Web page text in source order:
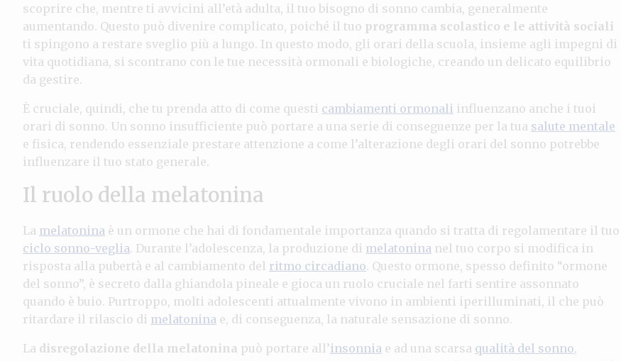
scoprire che, mentre ti avvicini all’età adulta, il tuo bisogno di sonno cambia, generalmente
aumentando. Questo può divenire complicato, poiché il tuo programma scolastico e le attività sociali
ti spingono a restare sveglio più a lungo. In questo modo, gli orari della scuola, insieme agli impegni di
vita quotidiana, si scontrano con le tue necessità ormonali e biologiche, creando un delicato equilibrio
da gestire.
È cruciale, quindi, che tu prenda atto di come questi cambiamenti ormonali influenzano anche i tuoi
orari di sonno. Un sonno insufficiente può portare a una serie di conseguenze per la tua salute mentale
e fisica, rendendo essenziale prestare attenzione a come l’alterazione degli orari del sonno potrebbe
influenzare il tuo stato generale.
Il ruolo della melatonina
La melatonina è un ormone che hai di fondamentale importanza quando si tratta di regolamentare il tuo
ciclo sonno-veglia. Durante l’adolescenza, la produzione di melatonina nel tuo corpo si modifica in
risposta alla pubertà e al cambiamento del ritmo circadiano. Questo ormone, spesso definito “ormone
del sonno”, è secreto dalla ghiandola pineale e gioca un ruolo cruciale nel farti sentire assonnato
quando è buio. Purtroppo, molti adolescenti attualmente vivono in ambienti iperilluminati, il che può
ritardare il rilascio di melatonina e, di conseguenza, la naturale sensazione di sonno.
La disregolazione della melatonina può portare all’insonnia e ad una scarsa qualità del sonno,